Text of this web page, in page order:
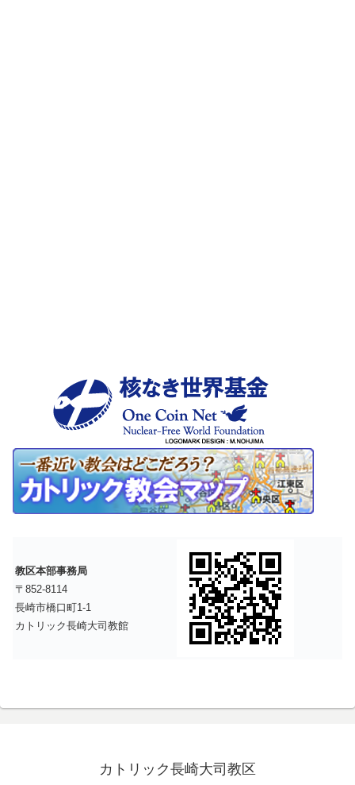
教区本部事務局
〒852-8114
長崎市橋口町1-1
カトリック長崎大司教館
カトリック長崎大司教区